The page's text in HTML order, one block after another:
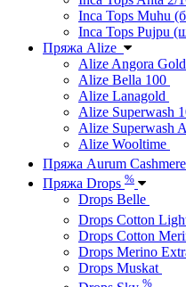
Inca Tops Muhu
Inca Tops Pujpu
Пряжа Alize
Alize Angora Gold
Alize Bella 100
Alize Lanagold
Alize Superwash
Alize Superwash
Alize Wooltime
Пряжа Aurum Cashmere
Пряжа Drops %
Drops Belle
Drops Cotton
Drops Cotton
Drops Merino
Drops Muskat
%